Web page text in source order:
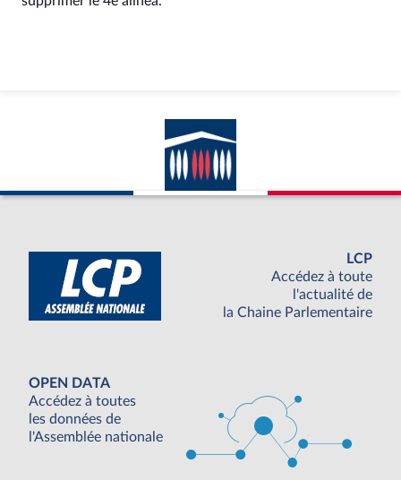
LCP
Accédez à toute
l'actualité de
la Chaine Parlementaire
OPEN DATA
Accédez à toutes
les données de
l'Assemblée nationale